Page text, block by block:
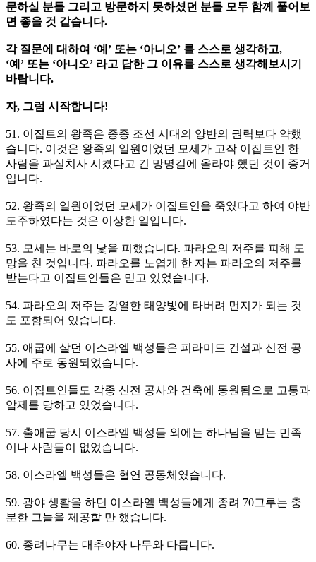
문하실 분들 그리고 방문하지 못하셨던 분들 모두 함께 풀어보
면 좋을 것 같습니다.
각 질문에 대하여 ‘예’ 또는 ‘아니오’ 를 스스로 생각하고,
‘예’ 또는 ‘아니오’ 라고 답한 그 이유를 스스로 생각해보시기
바랍니다.
자, 그럼 시작합니다!
51. 이집트의 왕족은 종종 조선 시대의 양반의 권력보다 약했
습니다. 이것은 왕족의 일원이었던 모세가 고작 이집트인 한
사람을 과실치사 시켰다고 긴 망명길에 올라야 했던 것이 증거
입니다.
52. 왕족의 일원이었던 모세가 이집트인을 죽였다고 하여 야반
도주하였다는 것은 이상한 일입니다.
53. 모세는 바로의 낯을 피했습니다. 파라오의 저주를 피해 도
망을 친 것입니다. 파라오를 노엽게 한 자는 파라오의 저주를
받는다고 이집트인들은 믿고 있었습니다.
54. 파라오의 저주는 강열한 태양빛에 타버려 먼지가 되는 것
도 포함되어 있습니다.
55. 애굽에 살던 이스라엘 백성들은 피라미드 건설과 신전 공
사에 주로 동원되었습니다.
56. 이집트인들도 각종 신전 공사와 건축에 동원됨으로 고통과
압제를 당하고 있었습니다.
57. 출애굽 당시 이스라엘 백성들 외에는 하나님을 믿는 민족
이나 사람들이 없었습니다.
58. 이스라엘 백성들은 혈연 공동체였습니다.
59. 광야 생활을 하던 이스라엘 백성들에게 종려 70그루는 충
분한 그늘을 제공할 만 했습니다.
60. 종려나무는 대추야자 나무와 다릅니다.